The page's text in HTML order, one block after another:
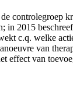
controlegroep
2015
c.q. welke
van
van